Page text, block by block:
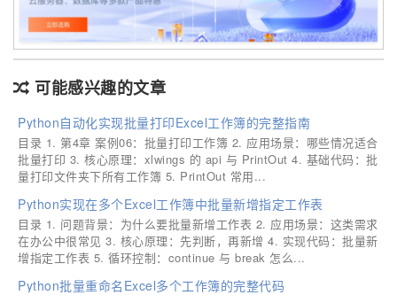
可能感兴趣的文章
Python自动化实现批量打印Excel工作簿的完整指南
目录 1. 第4章 案例06：批量打印工作簿 2. 应用场景：哪些情况适合
批量打印 3. 核心原理：xlwings 的 api 与 PrintOut 4. 基础代码：批
量打印文件夹下所有工作簿 5. PrintOut 常用...
Python实现在多个Excel工作簿中批量新增指定工作表
目录 1. 问题背景：为什么要批量新增工作表 2. 应用场景：这类需求
在办公中很常见 3. 核心原理：先判断，再新增 4. 实现代码：批量新
增指定工作表 5. 循环控制：continue 与 break 怎么...
Python批量重命名Excel多个工作簿的完整代码